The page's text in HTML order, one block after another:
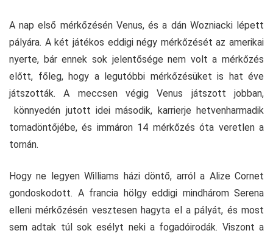
A nap első mérkőzésén Venus, és a dán Wozniacki lépett
pályára. A két játékos eddigi négy mérkőzését az amerikai
nyerte, bár ennek sok jelentősége nem volt a mérkőzés
előtt, főleg, hogy a legutóbbi mérkőzésüket is hat éve
játszották. A meccsen végig Venus játszott jobban,
könnyedén jutott idei második, karrierje hetvenharmadik
tornadöntőjébe, és immáron 14 mérkőzés óta veretlen a
tornán.
Hogy ne legyen Williams házi döntő, arról a Alize Cornet
gondoskodott. A francia hölgy eddigi mindhárom Serena
elleni mérkőzésén vesztesen hagyta el a pályát, és most
sem adtak túl sok esélyt neki a fogadóirodák. Viszont a